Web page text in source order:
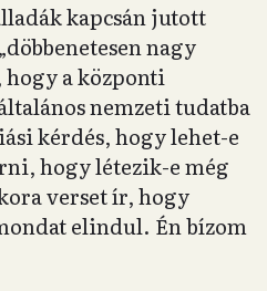
kapcsán jutott
nagy
a központi
nemzeti tudatba
kérdés, hogy lehet-e
hogy létezik-e még
verset ír, hogy
elindul. Én bízom